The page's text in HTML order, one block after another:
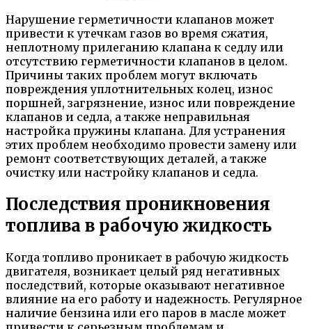
Нарушение герметичности клапанов может
привести к утечкам газов во время сжатия,
неплотному прилеганию клапана к седлу или
отсутствию герметичности клапанов в целом.
Причины таких проблем могут включать
повреждения уплотнительных колец, износ
поршней, загрязнение, износ или повреждение
клапанов и седла, а также неправильная
настройка пружины клапана. Для устранения
этих проблем необходимо провести замену или
ремонт соответствующих деталей, а также
очистку или настройку клапанов и седла.
Последствия проникновения
топлива в рабочую жидкость
Когда топливо проникает в рабочую жидкость
двигателя, возникает целый ряд негативных
последствий, которые оказывают негативное
влияние на его работу и надежность. Регулярное
наличие бензина или его паров в масле может